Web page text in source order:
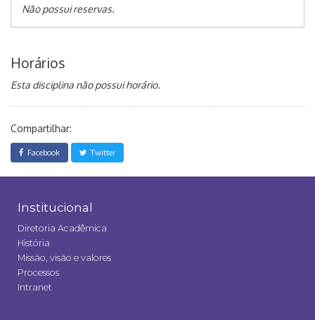
Não possui reservas.
Horários
Esta disciplina não possui horário.
Compartilhar:
Facebook Twitter
Institucional
Diretoria Acadêmica
História
Missão, visão e valores
Processos
Intranet